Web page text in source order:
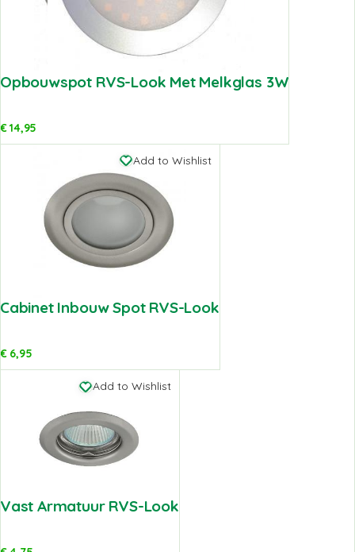
Opbouwspot RVS-Look Met Melkglas 3W
€14,95
Add to Wishlist
Cabinet Inbouw Spot RVS-Look
€6,95
Add to Wishlist
Vast Armatuur RVS-Look